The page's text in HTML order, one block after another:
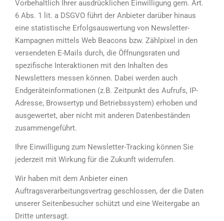
Vorbehaltlich Ihrer ausdrücklichen Einwilligung gem. Art.
6 Abs. 1 lit. a DSGVO führt der Anbieter darüber hinaus
eine statistische Erfolgsauswertung von Newsletter-
Kampagnen mittels Web Beacons bzw. Zählpixel in den
versendeten E-Mails durch, die Öffnungsraten und
spezifische Interaktionen mit den Inhalten des
Newsletters messen können. Dabei werden auch
Endgeräteinformationen (z.B. Zeitpunkt des Aufrufs, IP-
Adresse, Browsertyp und Betriebssystem) erhoben und
ausgewertet, aber nicht mit anderen Datenbeständen
zusammengeführt.
Ihre Einwilligung zum Newsletter-Tracking können Sie
jederzeit mit Wirkung für die Zukunft widerrufen.
Wir haben mit dem Anbieter einen
Auftragsverarbeitungsvertrag geschlossen, der die Daten
unserer Seitenbesucher schützt und eine Weitergabe an
Dritte untersagt.